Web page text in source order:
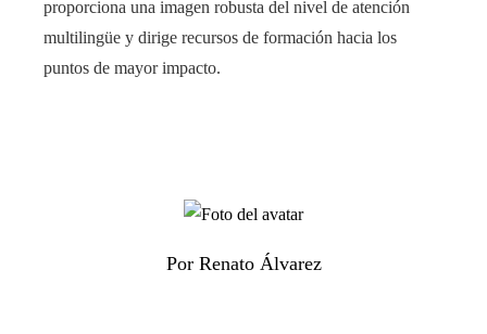
proporciona una imagen robusta del nivel de atención
multilingüe y dirige recursos de formación hacia los
puntos de mayor impacto.
Por Renato Álvarez